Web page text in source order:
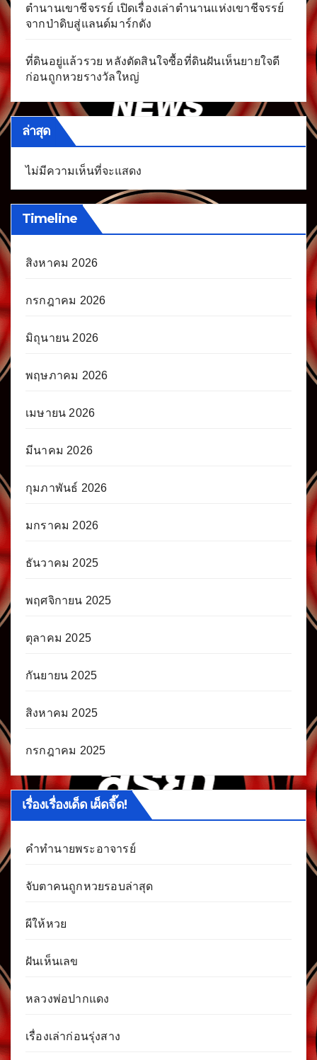
ตำนานเขาชีจรรย์ เปิดเรื่องเล่าตำนานแห่งเขาชีจรรย์
จากป่าดิบสู่แลนด์มาร์กดัง
ที่ดินอยู่แล้วรวย หลังตัดสินใจซื้อที่ดินฝันเห็นยายใจดี
ก่อนถูกหวยรางวัลใหญ่
ล่าสุด
ไม่มีความเห็นที่จะแสดง
Timeline
สิงหาคม 2026
กรกฎาคม 2026
มิถุนายน 2026
พฤษภาคม 2026
เมษายน 2026
มีนาคม 2026
กุมภาพันธ์ 2026
มกราคม 2026
ธันวาคม 2025
พฤศจิกายน 2025
ตุลาคม 2025
กันยายน 2025
สิงหาคม 2025
กรกฎาคม 2025
เรื่องเรื่องเด็ด เผ็ดจี๊ด!
คำทำนายพระอาจารย์
จับตาคนถูกหวยรอบล่าสุด
ผีให้หวย
ฝันเห็นเลข
หลวงพ่อปากแดง
เรื่องเล่าก่อนรุ่งสาง